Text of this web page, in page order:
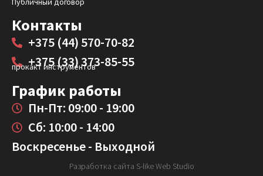
Контакты
+375 (44) 570-70-82
+375 (33) 373-85-55
прокакт инструментов
График работы
Пн-Пт: 09:00 - 19:00
Сб: 10:00 - 14:00
Воскресенье - Выходной
Разработка сайта S-like Web Studio